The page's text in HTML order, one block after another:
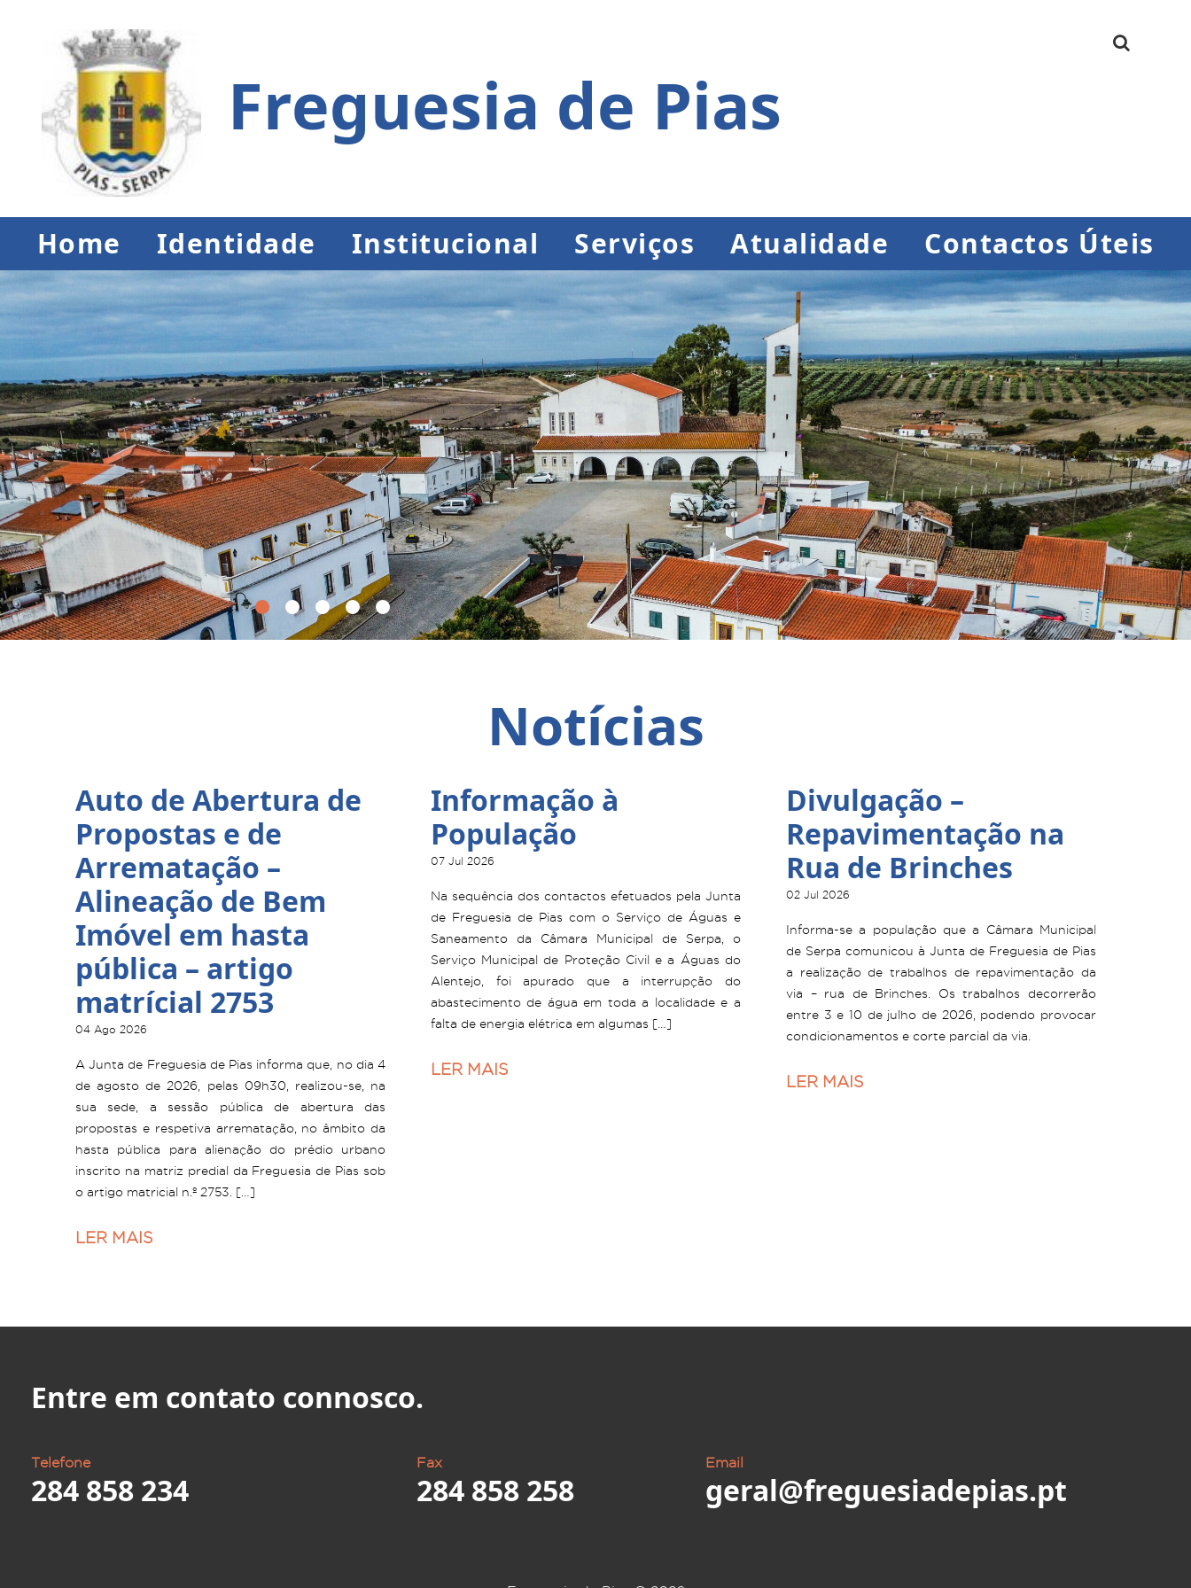
Freguesia de Pias
Home Identidade Institucional Serviços Atualidade Contactos Úteis
Notícias
Auto de Abertura de
Propostas e de
Arrematação –
Alineação de Bem
Imóvel em hasta
pública – artigo
matrícial 2753
04 Ago 2026
A Junta de Freguesia de Pias informa que, no dia 4
de agosto de 2026, pelas 09h30, realizou-se, na
sua sede, a sessão pública de abertura das
propostas e respetiva arrematação, no âmbito da
hasta pública para alienação do prédio urbano
inscrito na matriz predial da Freguesia de Pias sob
o artigo matricial n.º 2753. […]
LER MAIS
Informação à
População
07 Jul 2026
Na sequência dos contactos efetuados pela Junta
de Freguesia de Pias com o Serviço de Águas e
Saneamento da Câmara Municipal de Serpa, o
Serviço Municipal de Proteção Civil e a Águas do
Alentejo, foi apurado que a interrupção do
abastecimento de água em toda a localidade e a
falta de energia elétrica em algumas […]
LER MAIS
Divulgação –
Repavimentação na
Rua de Brinches
02 Jul 2026
Informa-se a população que a Câmara Municipal
de Serpa comunicou à Junta de Freguesia de Pias
a realização de trabalhos de repavimentação da
via – rua de Brinches. Os trabalhos decorrerão
entre 3 e 10 de julho de 2026, podendo provocar
condicionamentos e corte parcial da via.
LER MAIS
Entre em contato connosco.
Telefone
284 858 234
Fax
284 858 258
Email
geral@freguesiadepias.pt